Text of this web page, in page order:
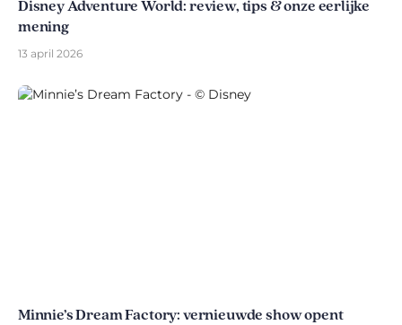
Disney Adventure World: review, tips & onze eerlijke
mening
13 april 2026
Minnie’s Dream Factory: vernieuwde show opent